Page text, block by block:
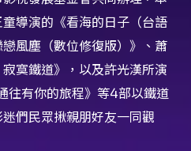
導演的《看海的日子（台語
風塵（數位修復版）》、蕭
寞鐵道》，以及許光漢所演
往有你的旅程》等4部以鐵道
們民眾揪親朋好友一同觀